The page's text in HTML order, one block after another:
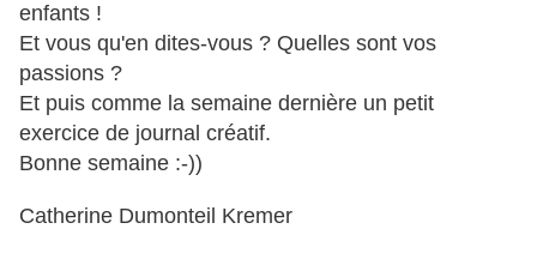
enfants !
Et vous qu'en dites-vous ? Quelles sont vos
passions ?
Et puis comme la semaine dernière un petit
exercice de journal créatif.
Bonne semaine :-))
Catherine Dumonteil Kremer